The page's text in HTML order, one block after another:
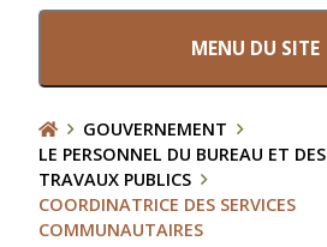
MENU DU SITE
GOUVERNEMENT
LE PERSONNEL DU BUREAU ET DES
TRAVAUX PUBLICS
COORDINATRICE DES SERVICES
COMMUNAUTAIRES